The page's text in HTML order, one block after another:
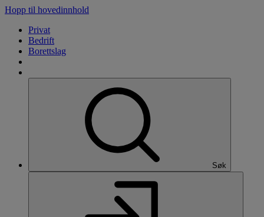
Hopp til hovedinnhold
Privat
Bedrift
Borettslag
Søk